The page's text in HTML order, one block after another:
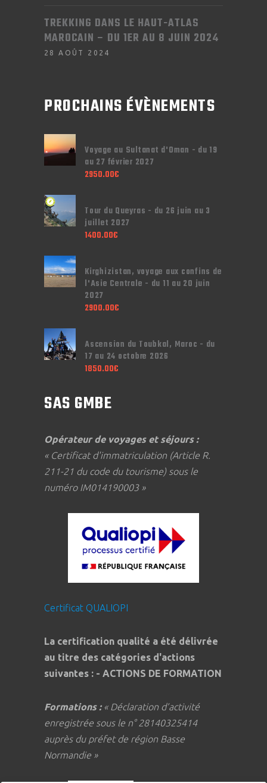
TREKKING DANS LE HAUT-ATLAS
MAROCAIN – DU 1ER AU 8 JUIN 2024
28 AOÛT 2024
PROCHAINS ÉVÈNEMENTS
Voyage au Sultanat d'Oman - du 19
au 27 février 2027
2950.00€
Tour du Queyras - du 26 juin au 3
juillet 2027
1400.00€
Kirghizistan, voyage aux confins de
l'Asie Centrale - du 11 au 20 juin
2027
2900.00€
Ascension du Toubkal, Maroc - du
17 au 24 octobre 2026
1850.00€
SAS GMBE
Opérateur de voyages et séjours :
« Certificat d'immatriculation (Article R.
211-21 du code du tourisme) sous le
numéro IM014190003 »
Certificat QUALIOPI
La certification qualité a été délivrée
au titre des catégories d'actions
suivantes : - ACTIONS DE FORMATION
Formations : « Déclaration d’activité
enregistrée sous le n° 28140325414
auprès du préfet de région Basse
Normandie »